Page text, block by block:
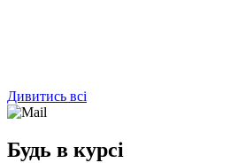
Дивитись всі
Будь в курсі